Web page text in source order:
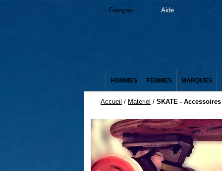
Français Aide
HOMMES FEMMES MARQUES
Accueil / Materiel / SKATE - Accessoires